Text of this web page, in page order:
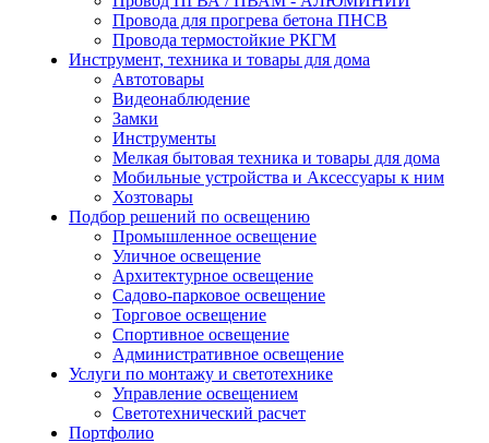
Провода для прогрева бетона ПНСВ
Провода термостойкие РКГМ
Инструмент, техника и товары для дома
Автотовары
Видеонаблюдение
Замки
Инструменты
Мелкая бытовая техника и товары для дома
Мобильные устройства и Аксессуары к ним
Хозтовары
Подбор решений по освещению
Промышленное освещение
Уличное освещение
Архитектурное освещение
Садово-парковое освещение
Торговое освещение
Спортивное освещение
Административное освещение
Услуги по монтажу и светотехнике
Управление освещением
Светотехнический расчет
Портфолио